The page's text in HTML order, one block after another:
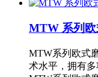
MTW 系列
MTW系列欧式
术水平，拥有